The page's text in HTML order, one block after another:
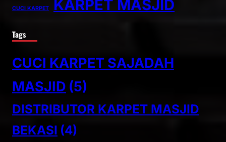
CUCI KARPET KARPET MASJID
Tags
CUCI KARPET SAJADAH
MASJID (5)
DISTRIBUTOR KARPET MASJID
BEKASI (4)